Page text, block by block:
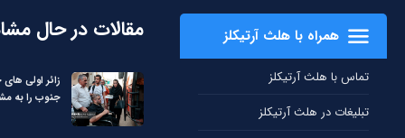
همراه با هلث آرتیکلز
تماس با هلث آرتیکلز
تبلیغات در هلث آرتیکلز
مقالات در حال
زائر اولی
جنوب را به